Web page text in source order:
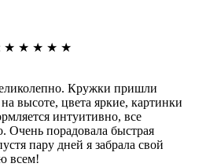
★ ★ ★ ★ ★
Кружки пришли
высоте, цвета яркие, картинки
интуитивно, все
Очень порадовала быстрая
пару дней я забрала свой
всем!